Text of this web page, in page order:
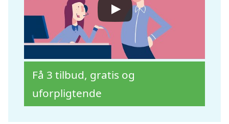
Få 3 tilbud, gratis og
uforpligtende